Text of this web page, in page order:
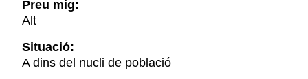
Preu mig:
Alt
Situació:
A dins del nucli de població